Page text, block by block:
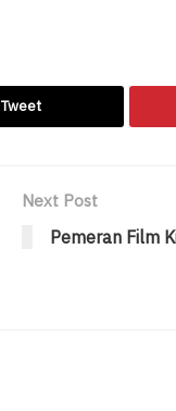
Tweet
Next Post
Pemeran Film